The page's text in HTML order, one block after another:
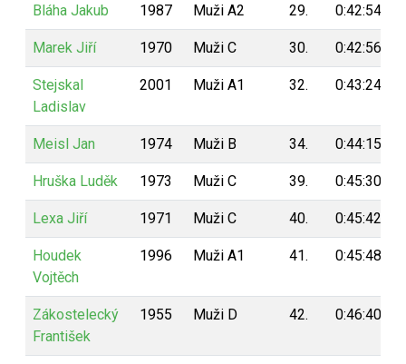
Bláha Jakub 1987 Muži A2 29. 0:42:54
Marek Jiří 1970 Muži C 30. 0:42:56
Stejskal
Ladislav
2001 Muži A1 32. 0:43:24
Meisl Jan 1974 Muži B 34. 0:44:15
Hruška Luděk 1973 Muži C 39. 0:45:30
Lexa Jiří 1971 Muži C 40. 0:45:42
Houdek
Vojtěch
1996 Muži A1 41. 0:45:48
Zákostelecký
František
1955 Muži D 42. 0:46:40